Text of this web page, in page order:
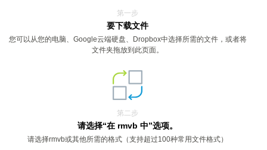
第一步
要下载文件
您可以从您的电脑、Google云端硬盘、Dropbox中选择所需的文件，或者将
文件夹拖放到此页面。
第二步
请选择“在 rmvb 中”选项。
请选择rmvb或其他所需的格式（支持超过100种常用文件格式）